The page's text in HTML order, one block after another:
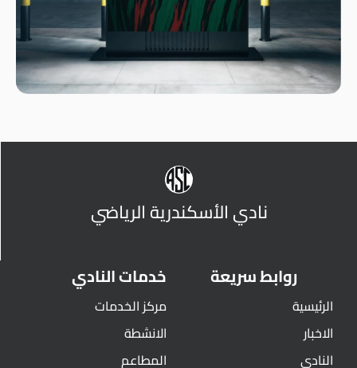
نادي الأسكندرية الرياضي
روابط سريعة
الرئيسية
الاخبار
النادي
خدمات النادي
مركز الخدمات
الانشطة
المطاعم